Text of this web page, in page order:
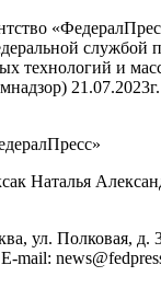
службой
технологий и
Наталья
ул. Полковая, д.
mail: